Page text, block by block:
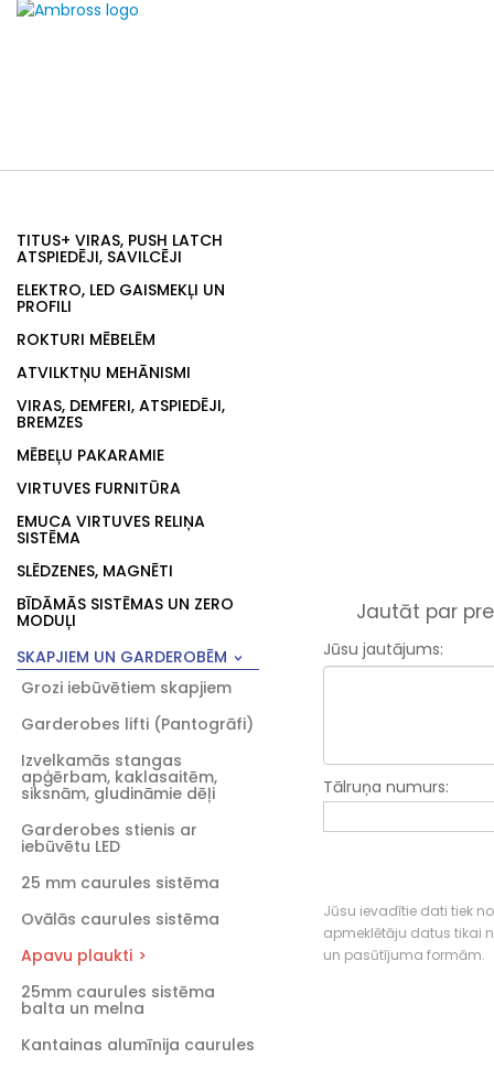
TITUS+ VIRAS, PUSH LATCH
ATSPIEDĒJI, SAVILCĒJI
ELEKTRO, LED GAISMEKĻI UN
PROFILI
ROKTURI MĒBELĒM
ATVILKTŅU MEHĀNISMI
VIRAS, DEMFERI, ATSPIEDĒJI,
BREMZES
MĒBEĻU PAKARAMIE
VIRTUVES FURNITŪRA
EMUCA VIRTUVES RELIŅA
SISTĒMA
SLĒDZENES, MAGNĒTI
BĪDĀMĀS SISTĒMAS UN ZERO
MODUĻI
SKAPJIEM UN GARDEROBĒM
Grozi iebūvētiem skapjiem
Garderobes lifti (Pantogrāfi)
Izvelkamās stangas
apģērbam, kaklasaitēm,
siksnām, gludināmie dēļi
Garderobes stienis ar
iebūvētu LED
25 mm caurules sistēma
Ovālās caurules sistēma
Apavu plaukti
25mm caurules sistēma
balta un melna
Kantainas alumīnija caurules
Jautāt par
Jūsu jautājums:
Tālruņa numurs:
Jūsu ievadītie dati tiek
apmeklētāju datus tikai
un pasūtījuma formām.